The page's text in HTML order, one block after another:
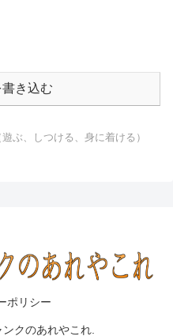
き込む
ぶ、しつける、身に着ける）
ポリシー
クのあれやこれ.